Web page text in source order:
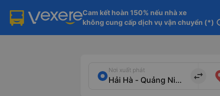
Cam kết hoàn 150% nếu nhà xe
không cung cấp dịch vụ vận chuyển (*)
Nơi xuất phát
import_export